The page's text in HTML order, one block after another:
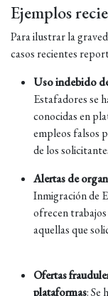
Ejemplos
Para ilustrar la
casos recientes
Uso indebido
Estafadores se
conocidas en
empleos falsos
de los
Alertas de
Inmigración de
ofrecen
aquellas que
Ofertas
plataformas:Se